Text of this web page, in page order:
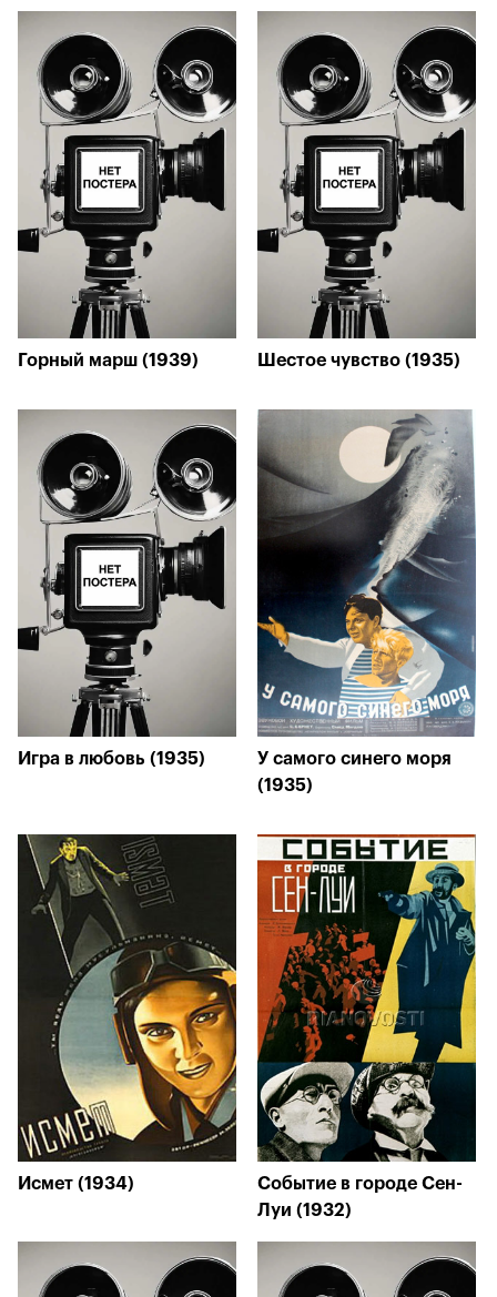
Горный марш (1939) Шестое чувство (1935)
Игра в любовь (1935)
У самого синего моря
(1935)
Исмет (1934)
Событие в городе Сен-
Луи (1932)